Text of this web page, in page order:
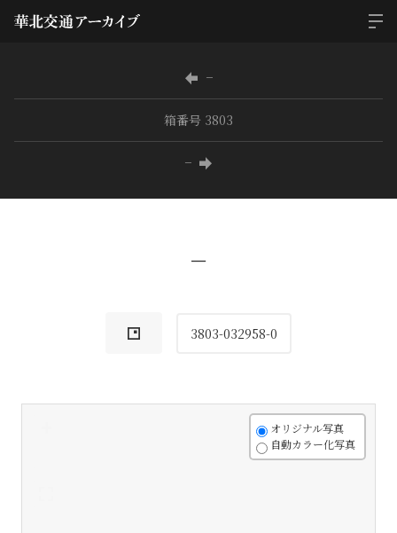
−
箱番号 3803
−
−
3803-032958-0
オリジナル写真
自動カラー化写真